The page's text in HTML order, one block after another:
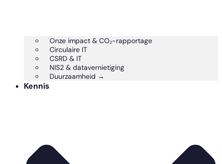
Onze impact & CO₂-rapportage
Circulaire IT
CSRD & IT
NIS2 & datavernietiging
Duurzaamheid →
Kennis